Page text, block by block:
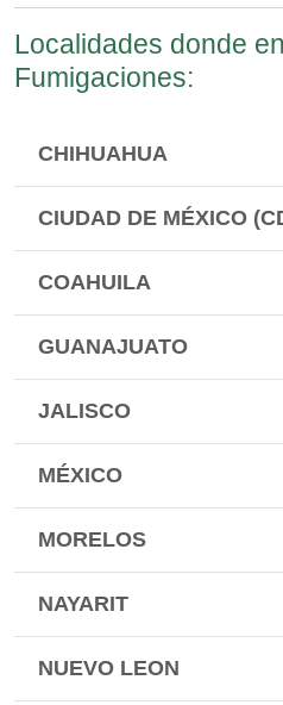
Localidades donde
Fumigaciones:
CHIHUAHUA
CIUDAD DE MÉXICO
COAHUILA
GUANAJUATO
JALISCO
MÉXICO
MORELOS
NAYARIT
NUEVO LEON